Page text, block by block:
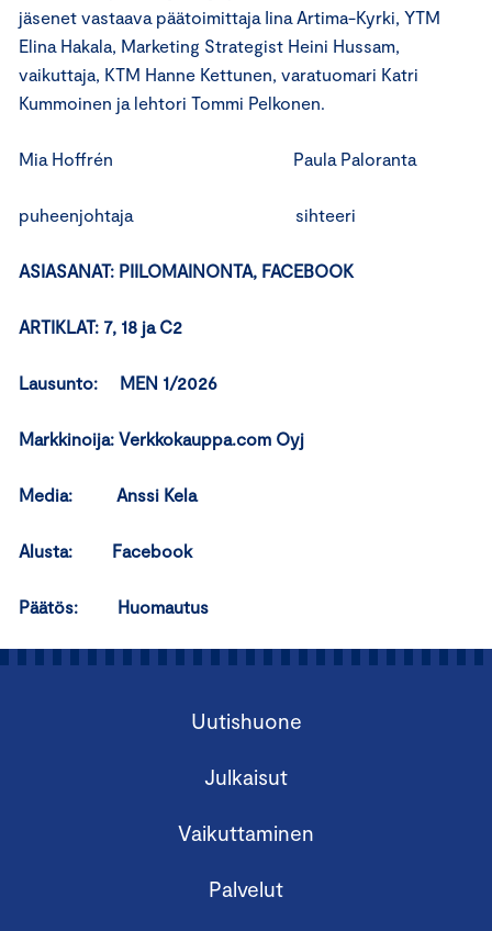
jäsenet vastaava päätoimittaja Iina Artima-Kyrki, YTM
Elina Hakala, Marketing Strategist Heini Hussam,
vaikuttaja, KTM Hanne Kettunen, varatuomari Katri
Kummoinen ja lehtori Tommi Pelkonen.
Mia Hoffrén Paula Paloranta
puheenjohtaja sihteeri
ASIASANAT: PIILOMAINONTA, FACEBOOK
ARTIKLAT: 7, 18 ja C2
Lausunto: MEN 1/2026
Markkinoija: Verkkokauppa.com Oyj
Media: Anssi Kela
Alusta: Facebook
Päätös: Huomautus
Uutishuone
Julkaisut
Vaikuttaminen
Palvelut